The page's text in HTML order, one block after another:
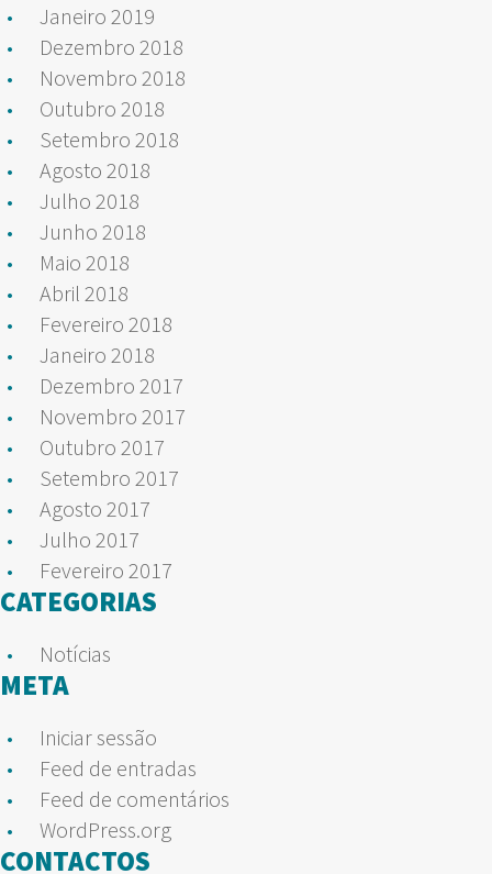
Janeiro 2019
Dezembro 2018
Novembro 2018
Outubro 2018
Setembro 2018
Agosto 2018
Julho 2018
Junho 2018
Maio 2018
Abril 2018
Fevereiro 2018
Janeiro 2018
Dezembro 2017
Novembro 2017
Outubro 2017
Setembro 2017
Agosto 2017
Julho 2017
Fevereiro 2017
CATEGORIAS
Notícias
META
Iniciar sessão
Feed de entradas
Feed de comentários
WordPress.org
CONTACTOS